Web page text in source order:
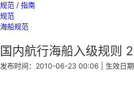
规范 / 指南
规范
海船规范
国内航行海船入级规则
发布时间： 2010-06-23 00:06 | 生效日期